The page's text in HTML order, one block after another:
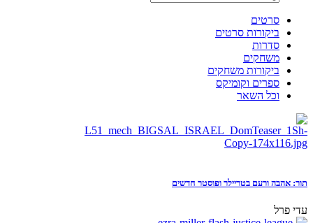
סרטים
ביקורות סרטים
סדרות
משחקים
ביקורות משחקים
ספרים וקומיקס
וכל השאר
תור: אהבה ורעם בטריילר ופוסטר חדשים
עדי פרל